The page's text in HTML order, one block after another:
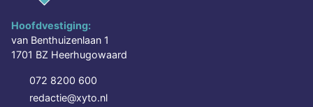
Hoofdvestiging:
van Benthuizenlaan 1
1701 BZ Heerhugowaard
072 8200 600
redactie@xyto.nl